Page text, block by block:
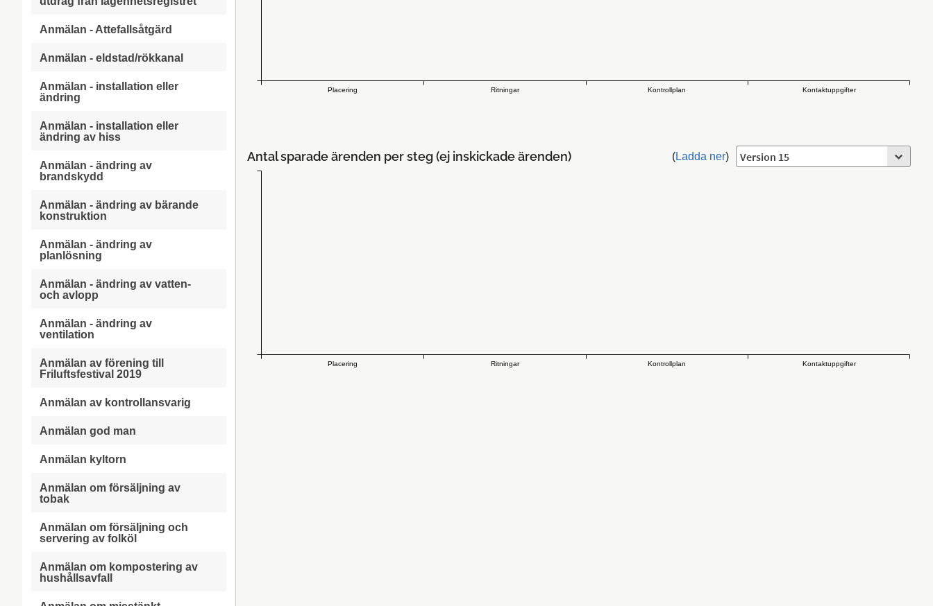
Anmälan - Attefallsåtgärd
Anmälan - eldstad/rökkanal
Anmälan - installation eller
ändring
Anmälan - installation eller
ändring av hiss
Anmälan - ändring av
brandskydd
Anmälan - ändring av bärande
konstruktion
Anmälan - ändring av
planlösning
Anmälan - ändring av vatten-
och avlopp
Anmälan - ändring av
ventilation
Anmälan av förening till
Friluftsfestival 2019
Anmälan av kontrollansvarig
Anmälan god man
Anmälan kyltorn
Anmälan om försäljning av
tobak
Anmälan om försäljning och
servering av folköl
Anmälan om kompostering av
hushållsavfall
Placering Ritningar Kontrollplan Kontaktuppgifter
Antal sparade ärenden per steg (ej inskickade ärenden) (Ladda ner)
Placering Ritningar Kontrollplan Kontaktuppgifter